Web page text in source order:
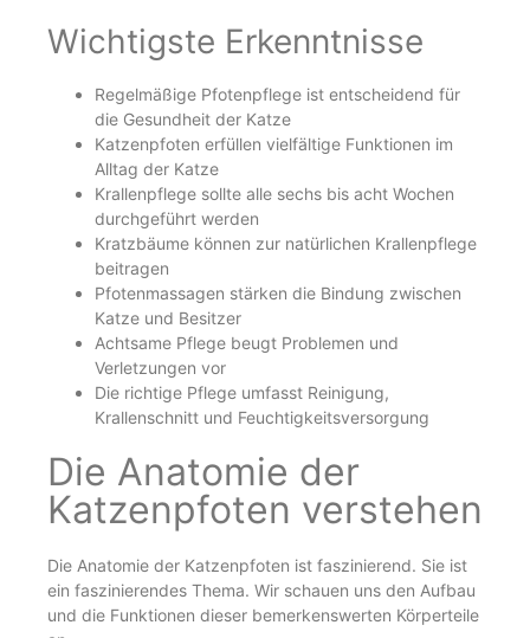
Wichtigste Erkenntnisse
Regelmäßige Pfotenpflege ist entscheidend für
die Gesundheit der Katze
Katzenpfoten erfüllen vielfältige Funktionen im
Alltag der Katze
Krallenpflege sollte alle sechs bis acht Wochen
durchgeführt werden
Kratzbäume können zur natürlichen Krallenpflege
beitragen
Pfotenmassagen stärken die Bindung zwischen
Katze und Besitzer
Achtsame Pflege beugt Problemen und
Verletzungen vor
Die richtige Pflege umfasst Reinigung,
Krallenschnitt und Feuchtigkeitsversorgung
Die Anatomie der
Katzenpfoten verstehen
Die Anatomie der Katzenpfoten ist faszinierend. Sie ist
ein faszinierendes Thema. Wir schauen uns den Aufbau
und die Funktionen dieser bemerkenswerten Körperteile